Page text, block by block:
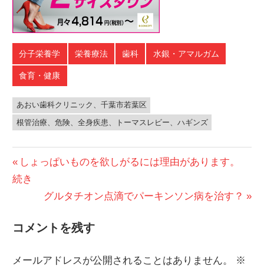
分子栄養学 栄養療法 歯科 水銀・アマルガム
食育・健康
あおい歯科クリニック、千葉市若葉区
根管治療、危険、全身疾患、トーマスレビー、ハギンズ
投
稿
ビ
ゲ
前
の
しょっぱいものを欲しがるには理由があります。
続き
次
投
グルタチオン点滴でパーキンソン病を治す？
コメントを残す
メールアドレスが公開されることはありません。
※